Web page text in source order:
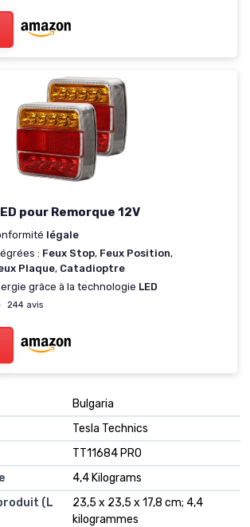
pour Remorque 12V
légale
: Feux Stop, Feux Position,
Plaque, Catadioptre
grâce à la technologie LED
244 avis
‎Bulgaria
‎Tesla Technics
‎TT11684 PRO
‎4,4 Kilograms
(L
‎23,5 x 23,5 x 17,8 cm; 4,4
kilogrammes